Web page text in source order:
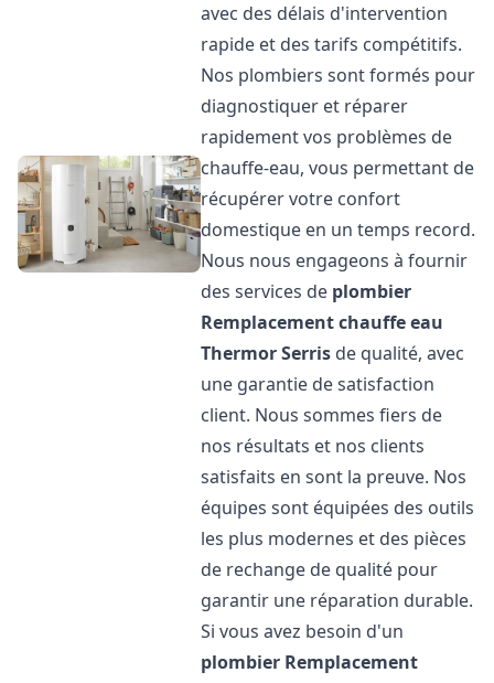
avec des délais d'intervention
rapide et des tarifs compétitifs.
Nos plombiers sont formés pour
diagnostiquer et réparer
rapidement vos problèmes de
chauffe-eau, vous permettant de
récupérer votre confort
domestique en un temps record.
Nous nous engageons à fournir
des services de plombier
Remplacement chauffe eau
ThermorSerris de qualité, avec
une garantie de satisfaction
client. Nous sommes fiers de
nos résultats et nos clients
satisfaits en sont la preuve. Nos
équipes sont équipées des outils
les plus modernes et des pièces
de rechange de qualité pour
garantir une réparation durable.
Si vous avez besoin d'un
plombier Remplacement